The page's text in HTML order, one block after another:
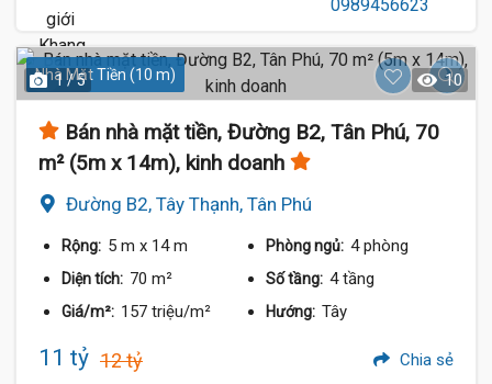
Nhà Mặt Tiền (10 m)
1 / 5 10
Bán nhà mặt tiền, Đường B2, Tân Phú, 70
m² (5m x 14m), kinh doanh
Đường B2, Tây Thạnh, Tân Phú
Rộng: 5 m x 14 m Phòng ngủ: 4 phòng
Diện tích: 70 m² Số tầng: 4 tầng
Giá/m²: 157 triệu/m² Hướng: Tây
11 tỷ 12 tỷ Chia sẻ